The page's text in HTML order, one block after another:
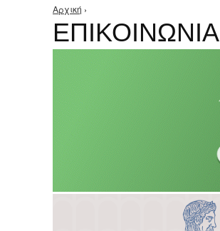
Είστε εδώ
Αρχική ›
ΕΠΙΚΟΙΝΩΝΙΑ